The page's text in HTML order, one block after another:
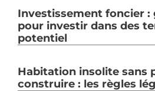
Investissement foncier
pour investir dans des
potentiel
Habitation insolite sans
construire : les règles